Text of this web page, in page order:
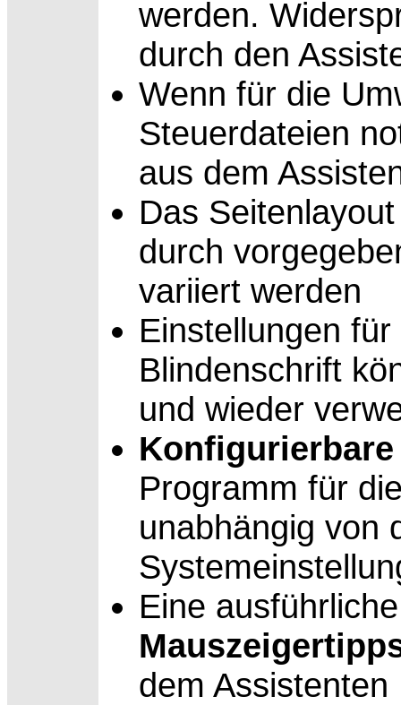
werden.
durch den
Wenn für die
Steuerdateien
aus dem
Das
durch
variiert werden
Einstellungen
Blindenschrift
und wieder
Programm für
unabhängig von
Eine
dem Assistenten